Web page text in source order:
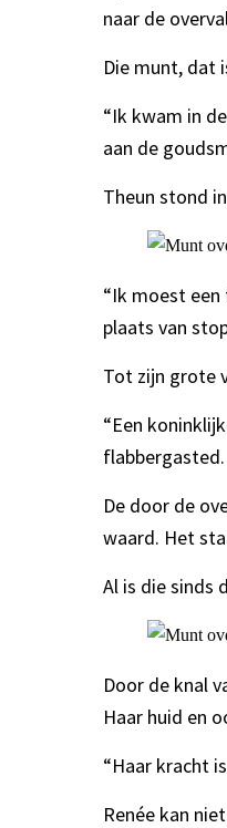
naar de
Die munt, dat
“Ik kwam in
aan de
Theun stond
“Ik moest
plaats van
Tot zijn grote
“Een
De door de
waard. Het
Al is die sinds
Door de knal
Haar huid en
“Haar kracht
Renée kan